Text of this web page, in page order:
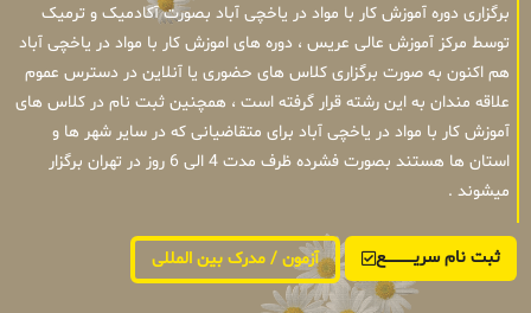
برگزاری دوره آموزش کار با مواد در یاخچی آباد بصورت آکادمیک و ترمیک
توسط مرکز آموزش عالی عریس ، دوره های اموزش کار با مواد در یاخچی آباد
هم اکنون به صورت برگزاری کلاس های حضوری یا آنلاین در دسترس عموم
علاقه مندان به این رشته قرار گرفته است ، همچنین ثبت نام در کلاس های
آموزش کار با مواد در یاخچی آباد برای متقاضیانی که در سایر شهر ها و
استان ها هستند بصورت فشرده ظرف مدت 4 الی 6 روز در تهران برگزار
میشوند .
ثبت نام سریــــــــــــع آزمون / مدرک بین المللی